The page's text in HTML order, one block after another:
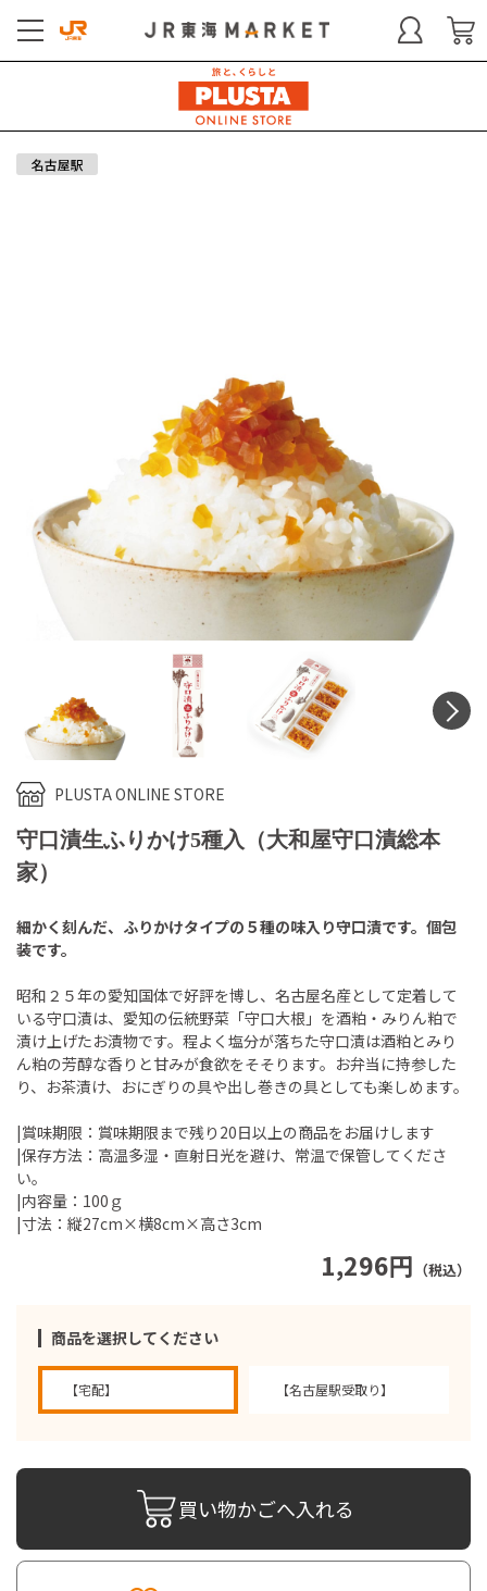
PLUSTA ONLINE STORE
守口漬生ふりかけ5種入（大和屋守口漬総本
家）
1,296円 （税込）
商品を選択してください
【宅配】 【名古屋駅受取り】
細かく刻んだ、ふりかけタイプの５種の味入り守口漬です。個包
装です。
昭和２５年の愛知国体で好評を博し、名古屋名産として定着して
いる守口漬は、愛知の伝統野菜「守口大根」を酒粕・みりん粕で
漬け上げたお漬物です。程よく塩分が落ちた守口漬は酒粕とみり
ん粕の芳醇な香りと甘みが食欲をそそります。お弁当に持参した
り、お茶漬け、おにぎりの具や出し巻きの具としても楽しめます。
|賞味期限：賞味期限まで残り20日以上の商品をお届けします
|保存方法：高温多湿・直射日光を避け、常温で保管してくださ
い。
|内容量：100ｇ
|寸法：縦27cm×横8cm×高さ3cm
買い物かごへ入れる